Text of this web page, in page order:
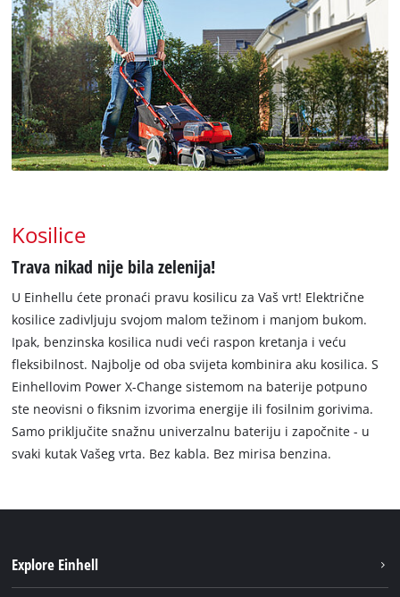
Kosilice
Trava nikad nije bila zelenija!
U Einhellu ćete pronaći pravu kosilicu za Vaš vrt! Električne
kosilice zadivljuju svojom malom težinom i manjom bukom.
Ipak, benzinska kosilica nudi veći raspon kretanja i veću
fleksibilnost. Najbolje od oba svijeta kombinira aku kosilica. S
Einhellovim Power X-Change sistemom na baterije potpuno
ste neovisni o fiksnim izvorima energije ili fosilnim gorivima.
Samo priključite snažnu univerzalnu bateriju i započnite - u
svaki kutak Vašeg vrta. Bez kabla. Bez mirisa benzina.
Explore Einhell